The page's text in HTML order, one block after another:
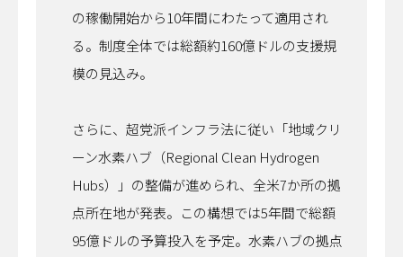
の稼働開始から10年間にわたって適用され
る。制度全体では総額約160億ドルの支援規
模の見込み。
さらに、超党派インフラ法に従い「地域クリ
ーン水素ハブ（Regional Clean Hydrogen
Hubs）」の整備が進められ、全米7か所の拠
点所在地が発表。この構想では5年間で総額
95億ドルの予算投入を予定。水素ハブの拠点